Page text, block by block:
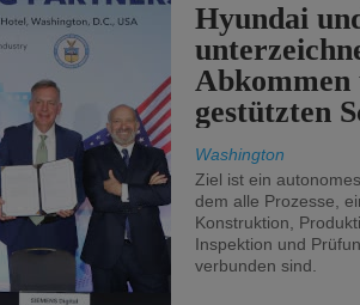
Hyundai
gestützten
Washington
Ziel ist ein
dem alle Prozesse,
Konstruktion,
Inspektion und
verbunden sind.